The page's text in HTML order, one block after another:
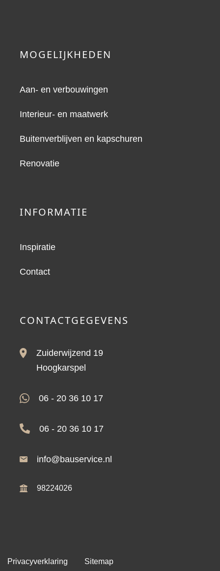
MOGELIJKHEDEN
Aan- en verbouwingen
Interieur- en maatwerk
Buitenverblijven en kapschuren
Renovatie
INFORMATIE
Inspiratie
Contact
CONTACTGEGEVENS
Zuiderwijzend 19
Hoogkarspel
06 - 20 36 10 17
06 - 20 36 10 17
info@bauservice.nl
98224026
Privacyverklaring Sitemap